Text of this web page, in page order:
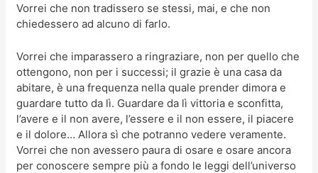
Vorrei che non tradissero se stessi, mai, e che non
chiedessero ad alcuno di farlo.
Vorrei che imparassero a ringraziare, non per quello che
ottengono, non per i successi; il grazie è una casa da
abitare, è una frequenza nella quale prender dimora e
guardare tutto da lì. Guardare da lì vittoria e sconfitta,
l’avere e il non avere, l’essere e il non essere, il piacere
e il dolore… Allora sì che potranno vedere veramente.
Vorrei che non avessero paura di osare e osare ancora
per conoscere sempre più a fondo le leggi dell’universo